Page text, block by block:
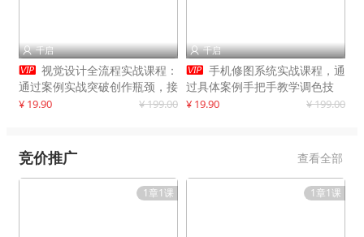
 千启
 视觉设计全流程实战课程：
通过案例实战突破创作瓶颈，接
单月入20000+
¥ 19.90 ¥ 199.00
 千启
 手机修图系统实战课程，通
过具体案例手把手教学调色技
巧，实现副业变现
¥ 19.90 ¥ 199.00
竞价推广 查看全部
1章1课 1章1课